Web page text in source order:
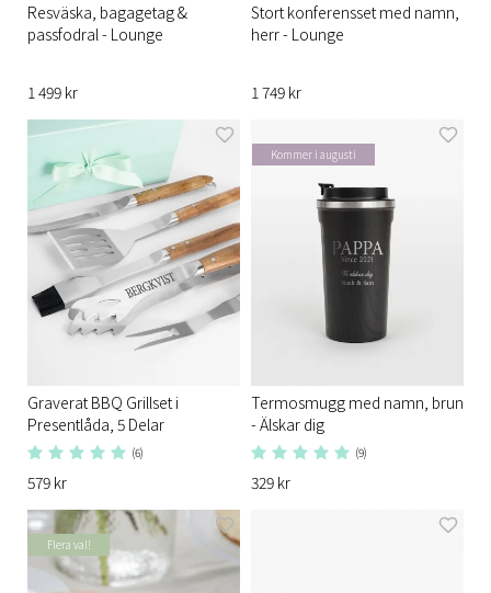
Resväska, bagagetag &
passfodral - Lounge
1 499 kr
Stort konferensset med namn,
herr - Lounge
1 749 kr
Graverat BBQ Grillset i
Presentlåda, 5 Delar
(6)
579 kr
Kommer i augusti
Termosmugg med namn, brun
- Älskar dig
(9)
329 kr
Flera val!